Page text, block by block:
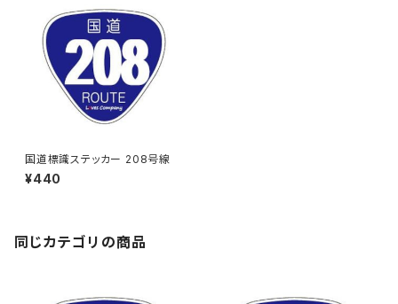
国道標識ステッカー 208号線
¥440
同じカテゴリの商品